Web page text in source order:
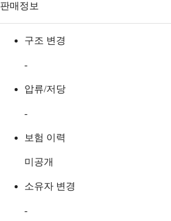
판매정보
구조 변경
-
압류/저당
-
보험 이력
미공개
소유자 변경
-